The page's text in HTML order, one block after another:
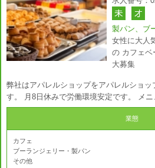
製パン、ブ
女性に大人
の カフェベ
大募集
弊社はアパレルショップをアパレルショッ
す。 月8日休みで労働環境安定です。 メニ
業態
カフェ
ブーランジェリー・製パン
その他